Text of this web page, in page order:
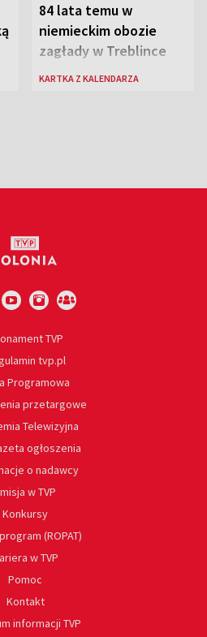
84 lata temu w
niemieckim obozie
zagłady w Treblince
zmarł Janusz Korczak
KARTKA Z KALENDARZA
TVP
tvp.pl
Programowa
przetargowe
Telewizyjna
ogłoszenia
o nadawcy
w TVP
Konkursy
(ROPAT)
w TVP
Pomoc
Kontakt
informacji TVP